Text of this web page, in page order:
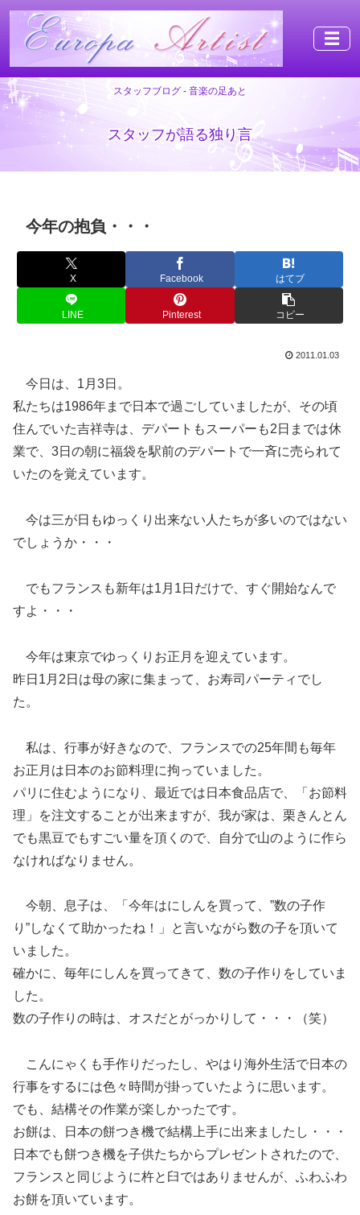
☰
スタッフブログ - 音楽の足あと
スタッフが語る独り言
今年の抱負・・・
X Facebook はてブ
LINE Pinterest コピー
2011.01.03
今日は、1月3日。
私たちは1986年まで日本で過ごしていましたが、その頃
住んでいた吉祥寺は、デパートもスーパーも2日までは休
業で、3日の朝に福袋を駅前のデパートで一斉に売られて
いたのを覚えています。
今は三が日もゆっくり出来ない人たちが多いのではない
でしょうか・・・
でもフランスも新年は1月1日だけで、すぐ開始なんで
すよ・・・
今年は東京でゆっくりお正月を迎えています。
昨日1月2日は母の家に集まって、お寿司パーティでし
た。
私は、行事が好きなので、フランスでの25年間も毎年
お正月は日本のお節料理に拘っていました。
パリに住むようになり、最近では日本食品店で、「お節料
理」を注文することが出来ますが、我が家は、栗きんとん
でも黒豆でもすごい量を頂くので、自分で山のように作ら
なければなりません。
今朝、息子は、「今年はにしんを買って、”数の子作
り”しなくて助かったね！」と言いながら数の子を頂いて
いました。
確かに、毎年にしんを買ってきて、数の子作りをしていま
した。
数の子作りの時は、オスだとがっかりして・・・（笑）
こんにゃくも手作りだったし、やはり海外生活で日本の
行事をするには色々時間が掛っていたように思います。
でも、結構その作業が楽しかったです。
お餅は、日本の餅つき機で結構上手に出来ましたし・・・
日本でも餅つき機を子供たちからプレゼントされたので、
フランスと同じように杵と臼ではありませんが、ふわふわ
お餅を頂いています。